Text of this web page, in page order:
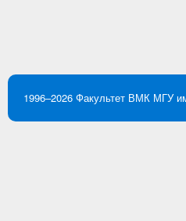
1996–2026 Факультет ВМК МГУ